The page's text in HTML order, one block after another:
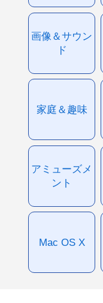
画像＆サウン
ド
家庭＆趣味
アミューズメ
ント
Mac OS X